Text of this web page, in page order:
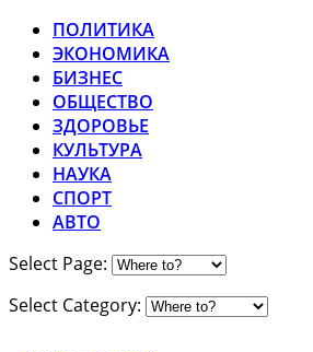
ПОЛИТИКА
ЭКОНОМИКА
БИЗНЕС
ОБЩЕСТВО
ЗДОРОВЬЕ
КУЛЬТУРА
НАУКА
СПОРТ
АВТО
Select Page:
Select Category: